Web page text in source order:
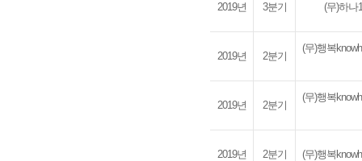
2019년 3분기 (무)하나
2019년 2분기
(무)행복
2019년 2분기
(무)행복
2019년 2분기 (무)행복